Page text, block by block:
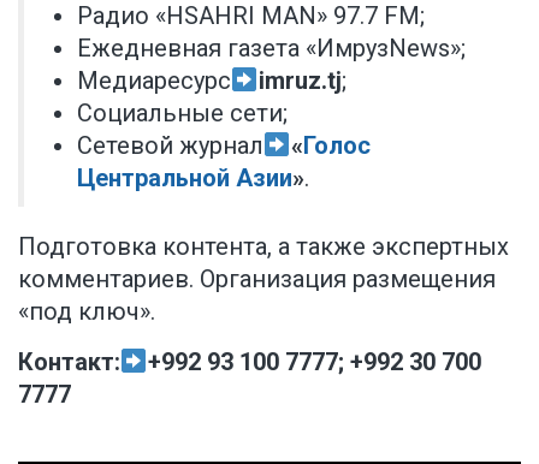
Радио «HSAHRI MAN» 97.7 FM;
Ежедневная газета «ИмрузNews»;
Медиаресурс
imruz.tj;
Социальные сети;
Сетевой журнал
«Голос
Центральной Азии».
Подготовка контента, а также экспертных
комментариев. Организация размещения
«под ключ».
Контакт:
+992 93 100 7777; +992 30 700
7777